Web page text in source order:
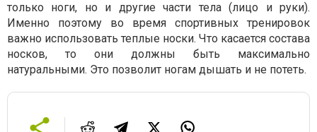
только ноги, но и другие части тела (лицо и руки).
Именно поэтому во время спортивных тренировок
важно использовать теплые носки. Что касается состава
носков, то они должны быть максимально
натуральными. Это позволит ногам дышать и не потеть.